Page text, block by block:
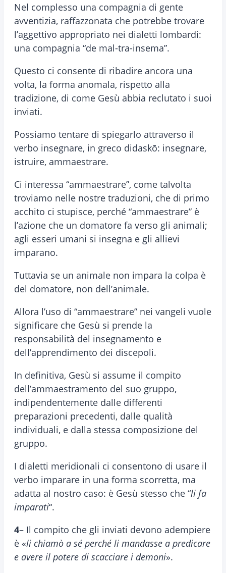
Nel complesso una compagnia di gente
avventizia, raffazzonata che potrebbe trovare
l’aggettivo appropriato nei dialetti lombardi:
una compagnia “de mal-tra-insema”.
Questo ci consente di ribadire ancora una
volta, la forma anomala, rispetto alla
tradizione, di come Gesù abbia reclutato i suoi
inviati.
Possiamo tentare di spiegarlo attraverso il
verbo insegnare, in greco didaskō: insegnare,
istruire, ammaestrare.
Ci interessa “ammaestrare”, come talvolta
troviamo nelle nostre traduzioni, che di primo
acchito ci stupisce, perché “ammaestrare” è
l’azione che un domatore fa verso gli animali;
agli esseri umani si insegna e gli allievi
imparano.
Tuttavia se un animale non impara la colpa è
del domatore, non dell’animale.
Allora l’uso di “ammaestrare” nei vangeli vuole
significare che Gesù si prende la
responsabilità del insegnamento e
dell’apprendimento dei discepoli.
In definitiva, Gesù si assume il compito
dell’ammaestramento del suo gruppo,
indipendentemente dalle differenti
preparazioni precedenti, dalle qualità
individuali, e dalla stessa composizione del
gruppo.
I dialetti meridionali ci consentono di usare il
verbo imparare in una forma scorretta, ma
adatta al nostro caso: è Gesù stesso che “li fa
imparati“.
4– Il compito che gli inviati devono adempiere
è «li chiamò a sé perché li mandasse a predicare
e avere il potere di scacciare i demoni».